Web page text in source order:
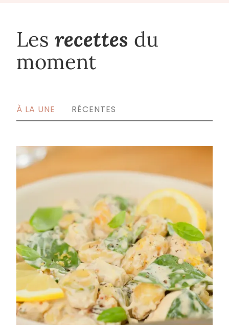
Les recettes du
moment
À LA UNE RÉCENTES